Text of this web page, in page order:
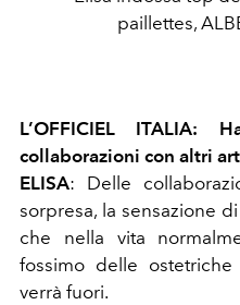
paillettes,
L’OFFICIEL ITALIA:
collaborazioni con altri
ELISA: Delle
sorpresa, la sensazione
che nella vita
fossimo delle
verrà fuori.